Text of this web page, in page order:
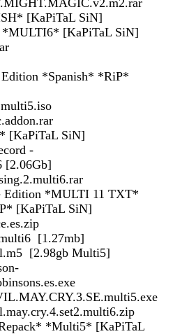
[KaPiTaL SiN]
[KaPiTaL SiN]
*Spanish* *RiP*
[KaPiTaL SiN]
-
[2.06Gb]
Edition *MULTI 11 TXT*
[KaPiTaL SiN]
[1.27mb]
[2.98gb Multi5]
*Multi5* [KaPiTaL